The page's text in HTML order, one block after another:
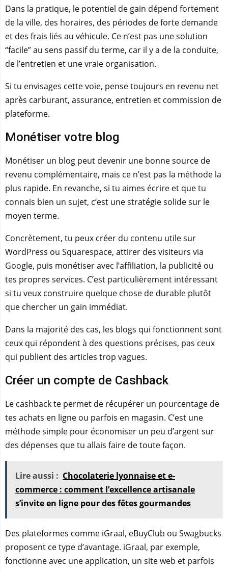
Dans la pratique, le potentiel de gain dépend fortement
de la ville, des horaires, des périodes de forte demande
et des frais liés au véhicule. Ce n’est pas une solution
“facile” au sens passif du terme, car il y a de la conduite,
de l’entretien et une vraie organisation.
Si tu envisages cette voie, pense toujours en revenu net
après carburant, assurance, entretien et commission de
plateforme.
Monétiser votre blog
Monétiser un blog peut devenir une bonne source de
revenu complémentaire, mais ce n’est pas la méthode la
plus rapide. En revanche, si tu aimes écrire et que tu
connais bien un sujet, c’est une stratégie solide sur le
moyen terme.
Concrètement, tu peux créer du contenu utile sur
WordPress ou Squarespace, attirer des visiteurs via
Google, puis monétiser avec l’affiliation, la publicité ou
tes propres services. C’est particulièrement intéressant
si tu veux construire quelque chose de durable plutôt
que chercher un gain immédiat.
Dans la majorité des cas, les blogs qui fonctionnent sont
ceux qui répondent à des questions précises, pas ceux
qui publient des articles trop vagues.
Créer un compte de Cashback
Le cashback te permet de récupérer un pourcentage de
tes achats en ligne ou parfois en magasin. C’est une
méthode simple pour économiser un peu d’argent sur
des dépenses que tu allais faire de toute façon.
Lire aussi : Chocolaterie lyonnaise et e-
commerce : comment l’excellence artisanale
s’invite en ligne pour des fêtes gourmandes
Des plateformes comme iGraal, eBuyClub ou Swagbucks
proposent ce type d’avantage. iGraal, par exemple,
fonctionne avec une application, un site web et parfois